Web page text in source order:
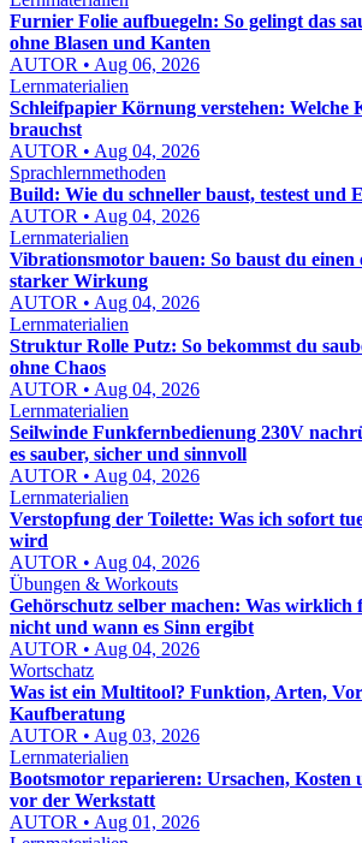
Furnier Folie aufbuegeln: So gelingt das
ohne Blasen und Kanten
AUTOR • Aug 06, 2026
Lernmaterialien
Schleifpapier Körnung verstehen: Welche
brauchst
AUTOR • Aug 04, 2026
Sprachlernmethoden
Build: Wie du schneller baust, testest und
AUTOR • Aug 04, 2026
Lernmaterialien
Vibrationsmotor bauen: So baust du
starker Wirkung
AUTOR • Aug 04, 2026
Lernmaterialien
Struktur Rolle Putz: So bekommst du
ohne Chaos
AUTOR • Aug 04, 2026
Lernmaterialien
Seilwinde Funkfernbedienung 230V
es sauber, sicher und sinnvoll
AUTOR • Aug 04, 2026
Lernmaterialien
Verstopfung der Toilette: Was ich sofort
wird
AUTOR • Aug 04, 2026
Übungen & Workouts
Gehörschutz selber machen: Was
nicht und wann es Sinn ergibt
AUTOR • Aug 04, 2026
Wortschatz
Was ist ein Multitool? Funktion, Arten,
Kaufberatung
AUTOR • Aug 03, 2026
Lernmaterialien
Bootsmotor reparieren: Ursachen, Kosten
vor der Werkstatt
AUTOR • Aug 01, 2026